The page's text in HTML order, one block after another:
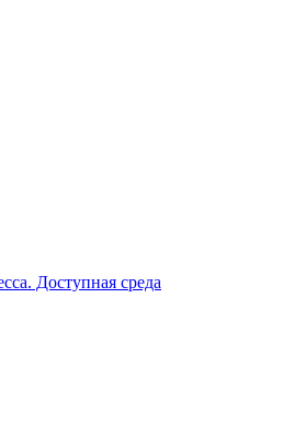
Доступная среда